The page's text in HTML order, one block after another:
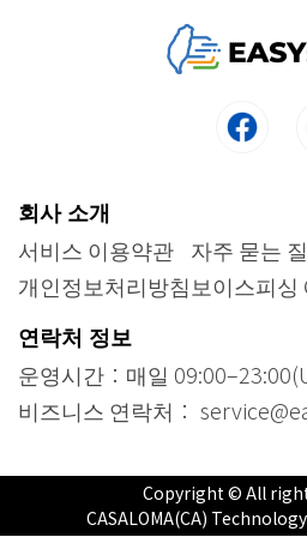
회사 소개
서비스 이용약관
개인정보처리방침
자주 묻는
보이스피싱
연락처 정보
운영시간：매일
비즈니스 연락처：
Copyright © All
CASALOMA(CA)